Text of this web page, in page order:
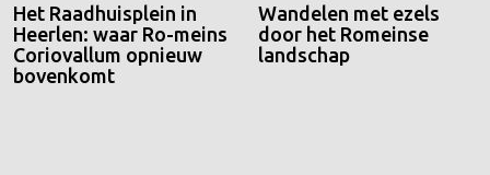
Het Raadhuisplein in
Heerlen: waar Ro-meins
Coriovallum opnieuw
bovenkomt
Wandelen met ezels
door het Romeinse
landschap